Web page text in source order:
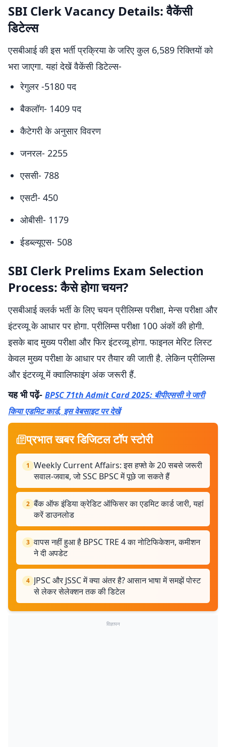
SBI Clerk Vacancy Details: वैकेंसी
डिटेल्स
एसबीआई की इस भर्ती प्रक्रिया के जरिए कुल 6,589 रिक्तियों को
भरा जाएगा. यहां देखें वैकेंसी डिटेल्स-
रेगुलर -5180 पद
बैकलॉग- 1409 पद
कैटेगरी के अनुसार विवरण
जनरल- 2255
एससी- 788
एसटी- 450
ओबीसी- 1179
ईडब्ल्यूएस- 508
SBI Clerk Prelims Exam Selection
Process: कैसे होगा चयन?
एसबीआई क्लर्क भर्ती के लिए चयन प्रीलिम्स परीक्षा, मेन्स परीक्षा और
इंटरव्यू के आधार पर होगा. प्रीलिम्स परीक्षा 100 अंकों की होगी.
इसके बाद मुख्य परीक्षा और फिर इंटरव्यू होगा. फाइनल मेरिट लिस्ट
केवल मुख्य परीक्षा के आधार पर तैयार की जाती है. लेकिन प्रीलिम्स
और इंटरव्यू में क्वालिफाइंग अंक जरूरी हैं.
यह भी पढ़ें- BPSC 71th Admit Card 2025: बीपीएससी ने जारी
किया एडमिट कार्ड, इस वेबसाइट पर देखें
प्रभात खबर डिजिटल टॉप स्टोरी
1 Weekly Current Affairs: इस हफ्ते के 20 सबसे जरूरी
सवाल-जवाब, जो SSC BPSC में पूछे जा सकते हैं
2 बैंक ऑफ इंडिया क्रेडिट ऑफिसर का एडमिट कार्ड जारी, यहां
करें डाउनलोड
3 वापस नहीं हुआ है BPSC TRE 4 का नोटिफिकेशन, कमीशन
ने दी अपडेट
4 JPSC और JSSC में क्या अंतर है? आसान भाषा में समझें पोस्ट
से लेकर सेलेक्शन तक की डिटेल
विज्ञापन